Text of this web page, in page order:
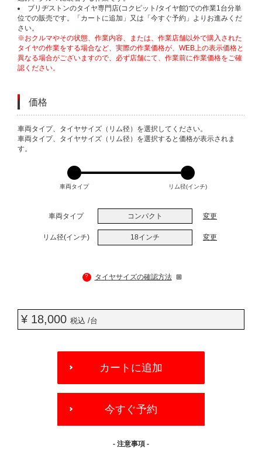
ブリヂストンのタイヤ専門店(コクピット/タイヤ館)での作業1台分単
位での販売です。「カートに追加」又は「今すぐ予約」よりお進みくだ
さい。
※おクルマやその状態、作業内容、または、作業店舗以外で購入された
タイヤの作業をする場合など、実際の作業価格が、WEB上の表示価格と
異なる場合がございますので、必ず店舗にて、作業前に作業価格をご確
認ください。
価格
VARIATIONS
車両タイプ、タイヤサイズ（リム径）を選択してください。
車両タイプ、タイヤサイズ（リム径）を選択すると価格が表示されま
す。
車両タイプ リム径(インチ)
車両タイプ コンパクト 変更
リム径(インチ) 18インチ 変更
? タイヤサイズの確認方法
¥ 18,000 税込 /台
OPTIONS
カートに追加
今すぐ予約
- 注意事項 -